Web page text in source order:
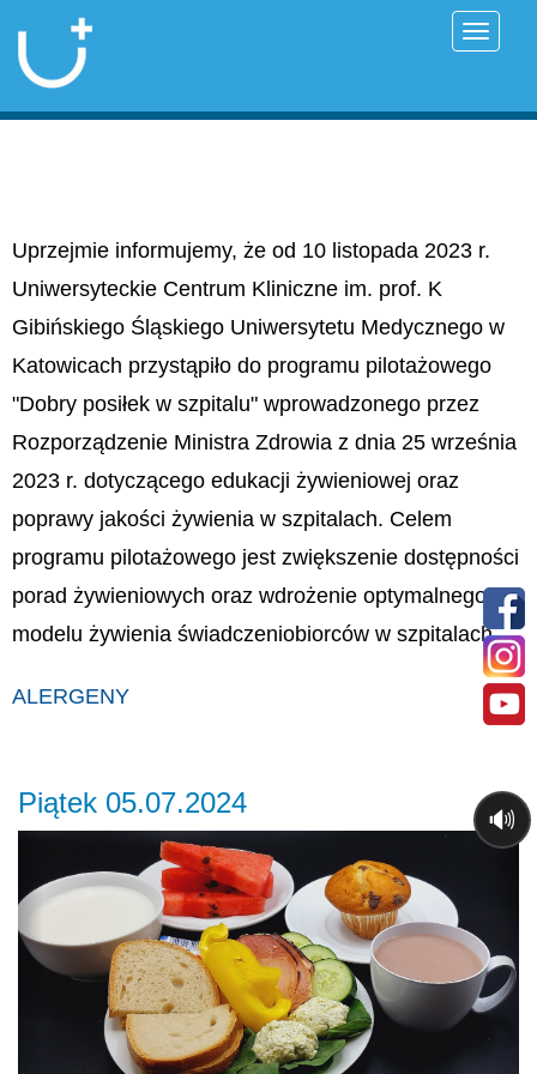
Uprzejmie informujemy, że od 10 listopada 2023 r.
Uniwersyteckie Centrum Kliniczne im. prof. K
Gibińskiego Śląskiego Uniwersytetu Medycznego w
Katowicach przystąpiło do programu pilotażowego
"Dobry posiłek w szpitalu" wprowadzonego przez
Rozporządzenie Ministra Zdrowia z dnia 25 września
2023 r. dotyczącego edukacji żywieniowej oraz
poprawy jakości żywienia w szpitalach. Celem
programu pilotażowego jest zwiększenie dostępności
porad żywieniowych oraz wdrożenie optymalnego
modelu żywienia świadczeniobiorców w szpitalach.
ALERGENY
Piątek 05.07.2024
🔊